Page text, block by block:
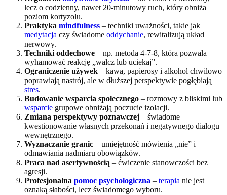
lecz o codzienny, nawet 20-minutowy ruch, który obniża
poziom kortyzolu.
Praktyka mindfulness – techniki uważności, takie jak
medytacja czy świadome oddychanie, rewitalizują układ
nerwowy.
Techniki oddechowe – np. metoda 4-7-8, która pozwala
wyhamować reakcję „walcz lub uciekaj”.
Ograniczenie używek – kawa, papierosy i alkohol chwilowo
poprawiają nastrój, ale w dłuższej perspektywie pogłębiają
stres.
Budowanie wsparcia społecznego – rozmowy z bliskimi lub
wsparcie grupowe obniżają poczucie izolacji.
Zmiana perspektywy poznawczej – świadome
kwestionowanie własnych przekonań i negatywnego dialogu
wewnętrznego.
Wyznaczanie granic – umiejętność mówienia „nie” i
odmawiania nadmiaru obowiązków.
Praca nad asertywnością – ćwiczenie stanowczości bez
agresji.
Profesjonalna pomoc psychologiczna – terapia nie jest
oznaką słabości, lecz świadomego wyboru.